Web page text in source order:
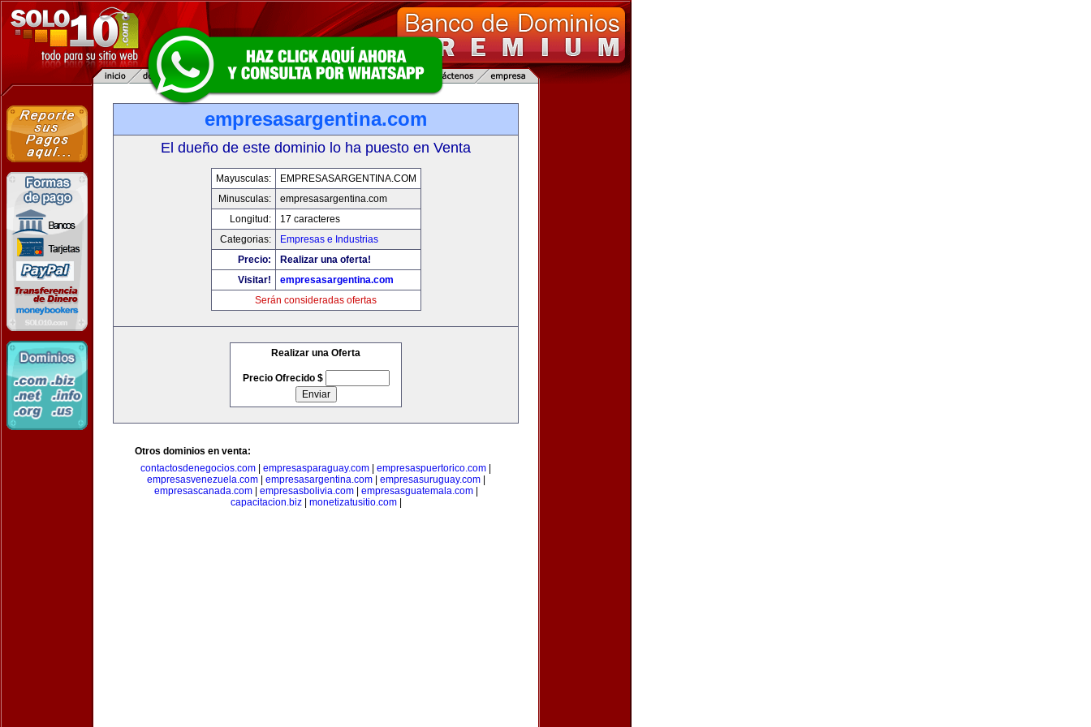
empresasargentina.com
El dueño de este dominio lo ha puesto en Venta
Mayusculas:
EMPRESASARGENTINA.COM
Minusculas:
empresasargentina.com
Longitud:
17 caracteres
Categorias:
Empresas e Industrias
Precio:
Realizar una oferta!
Visitar!
empresasargentina.com
Serán consideradas ofertas
Realizar una Oferta
Precio Ofrecido $
Otros dominios en venta:
contactosdenegocios.com
empresasparaguay.com empresaspuertorico.com
empresasvenezuela.com| empresasargentina.com| empresasuruguay.com|
empresascanada.com| empresasbolivia.com| empresasguatemala.com|
capacitacion.biz| monetizatusitio.com|